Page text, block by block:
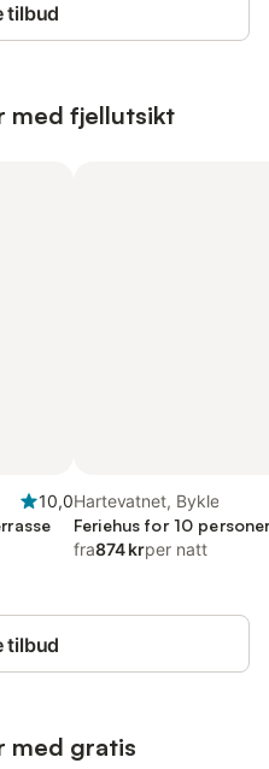
tilbud
med fjellutsikt
10,0Hartevatnet, Bykle
Feriehus for 10
fra874 krper natt
tilbud
med gratis